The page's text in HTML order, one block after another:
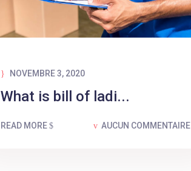
NOVEMBRE 3, 2020
What is bill of ladi...
READ MORE AUCUN COMMENTAIRE